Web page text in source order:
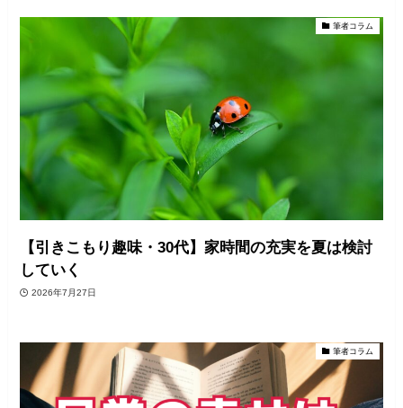
筆者コラム
【引きこもり趣味・30代】家時間の充実を夏は検討
していく
2026年7月27日
筆者コラム